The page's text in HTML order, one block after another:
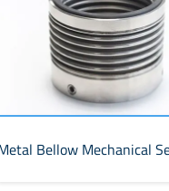
Bellow Mechanical